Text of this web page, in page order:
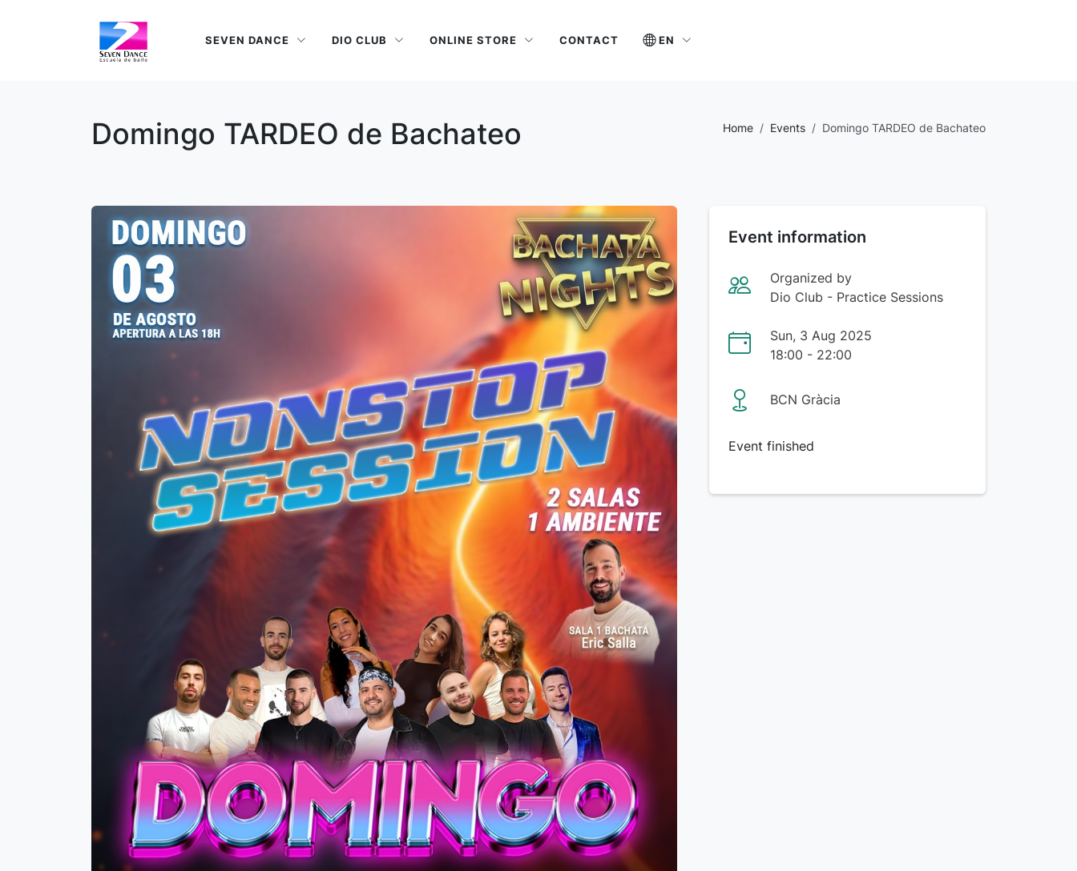
SEVEN DANCE DIO CLUB ONLINE STORE CONTACT EN
Domingo TARDEO de Bachateo Home Events Domingo TARDEO de Bachateo
Event information
Organized by
Dio Club - Practice Sessions
Sun, 3 Aug 2025
18:00 - 22:00
BCN Gràcia
Event finished